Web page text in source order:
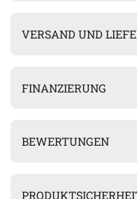
VERSAND UND
FINANZIERUNG
BEWERTUNGEN